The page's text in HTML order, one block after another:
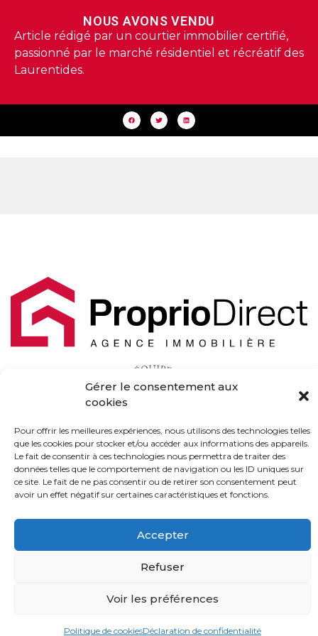
Gérer le consentement aux
cookies
Pour offrir les meilleures expériences, nous utilisons des technologies telles
que les cookies pour stocker et/ou accéder aux informations des appareils.
Le fait de consentir à ces technologies nous permettra de traiter des
données telles que le comportement de navigation ou les ID uniques sur
ce site. Le fait de ne pas consentir ou de retirer son consentement peut
avoir un effet négatif sur certaines caractéristiques et fonctions.
Accepter
Refuser
Voir les préférences
Politique de cookiesDéclaration de confidentialité
NOUS AVONS VENDU
Article rédigé par un courtier immobilier certifié,
passionné par le marché résidentiel et récréatif des
Laurentides.
(450) 229-2992
Politique
ConceptionViweb